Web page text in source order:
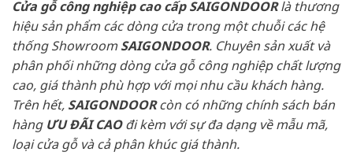
Cửa gỗ công nghiệp cao cấp SAIGONDOORlà thương
hiệu sản phẩm các dòng cửa trong một chuỗi các hệ
thống ShowroomSAIGONDOOR. Chuyên sản xuất và
phân phối những dòng cửa gỗ công nghiệp chất lượng
cao, giá thành phù hợp với mọi nhu cầu khách hàng.
Trên hết, SAIGONDOORcòn có những chính sách bán
hàng ƯU ĐÃI CAOđi kèm với sự đa dạng về mẫu mã,
loại cửa gỗ và cả phân khúc giá thành.